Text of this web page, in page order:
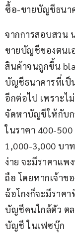
ซื้อ-ขายบัญชีธนา
จากการสอบสวน
ขายบัญชีของตนเ
สินค้าจนถูกขึ้น
บัญชีธนาคารที่เป็
อีกต่อไป เพราะไ
จัดหาบัญชีให้กับ
ในราคา 400-
1,000-3,000 บา
ง่าย จะมีราคาแพ
ถือ โดยหากเจ้าข
ฉ้อโกงก็จะมีราค
บัญชีคนใกล้ตัว ต
บัญชี ในเฟซบุ๊ก